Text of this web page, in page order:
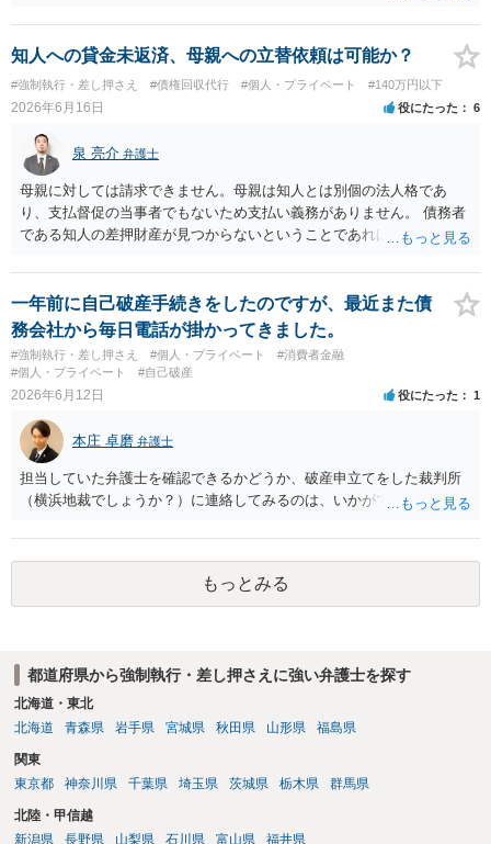
す。 ３について，相手と連絡が取れるのであれば内容証明や電話での
連絡等から交渉をすることtなるかと思われます。弁護士を立てること
を想定されている場合，裁判をする場合だと，弁護士費用との関係か
ら全額回収できたとしてもご自身の経済的な利益は少ないかと思われ
ます。 ４について，実際の内容次第ですが，可能な場合も多いです。
５について，可能かと思われます。 ６について，内容証明については
住んで居る場所が判明しないと送付は出来ないでしょう。裁判手続き
については，住民票上の住所へ住んでいないことを調査したうえで，
公示送達という方法により訴訟提起することとなります。 ７につい
て，プライバシー権侵害や名誉権侵害として相手から逆に請求を受け
るきっかけとなりかねないため，避けたほうが良いかと思われます。
知人への貸金未返済、母親への立替依頼は可能か？
#強制執行・差し押さえ #債権回収代行 #個人・プライベート #140万円以下
2026年6月16日 役にたった 6
泉 亮介 弁護士
母親に対しては請求できません。母親は知人とは別個の法人格であ
り、支払督促の当事者でもないため支払い義務がありません。 債務者
である知人の差押財産が見つからないということであれば、現実的に
一年前に自己破産手続きをしたのですが、最近また債
務会社から毎日電話が掛かってきました。
#強制執行・差し押さえ #個人・プライベート
#消費者金融
#個人・プライベート
#自己破産
2026年6月12日 役にたった 1
本庄 卓磨 弁護士
担当していた弁護士を確認できるかどうか、破産申立てをした裁判所
（横浜地裁でしょうか？）に連絡してみるのは、いかがでしょうか。
もっとみる
都道府県から強制執行・差し押さえに強い弁護士を探す
北海道・東北
北海道
青森県 岩手県 宮城県 秋田県 山形県 福島県
関東
東京都
神奈川県 千葉県 埼玉県 茨城県 栃木県 群馬県
北陸・甲信越
新潟県
長野県 山梨県 石川県 富山県 福井県